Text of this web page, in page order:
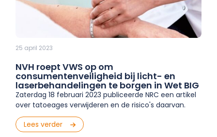
25 april 2023
NVH roept VWS op om
consumentenveiligheid bij licht- en
laserbehandelingen te borgen in Wet BIG
Zaterdag 18 februari 2023 publiceerde NRC een artikel
over tatoeages verwijderen en de risico's daarvan.
Lees verder